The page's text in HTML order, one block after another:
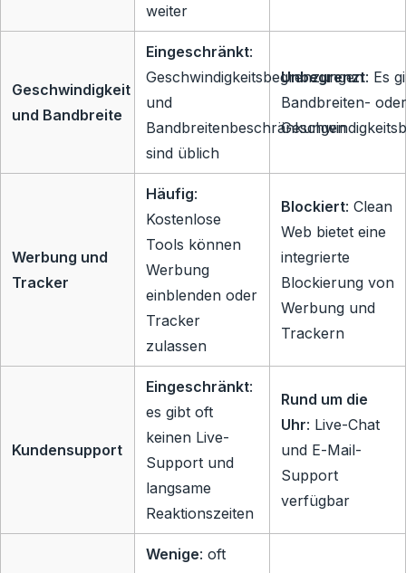
weiter
Geschwindigkeit
und Bandbreite
Eingeschränkt:
Geschwindigkeitsbegrenzungen
und
Bandbreitenbeschränkungen
sind üblich
Unbegrenzt: Es
Bandbreiten- oder
Werbung und
Tracker
Häufig:
Kostenlose
Tools können
Werbung
einblenden oder
Tracker
zulassen
Blockiert: Clean
Web bietet eine
integrierte
Blockierung von
Werbung und
Trackern
Kundensupport
Eingeschränkt:
es gibt oft
keinen Live-
Support und
langsame
Reaktionszeiten
Rund um die
Uhr: Live-Chat
und E-Mail-
Support
verfügbar
Wenige: oft